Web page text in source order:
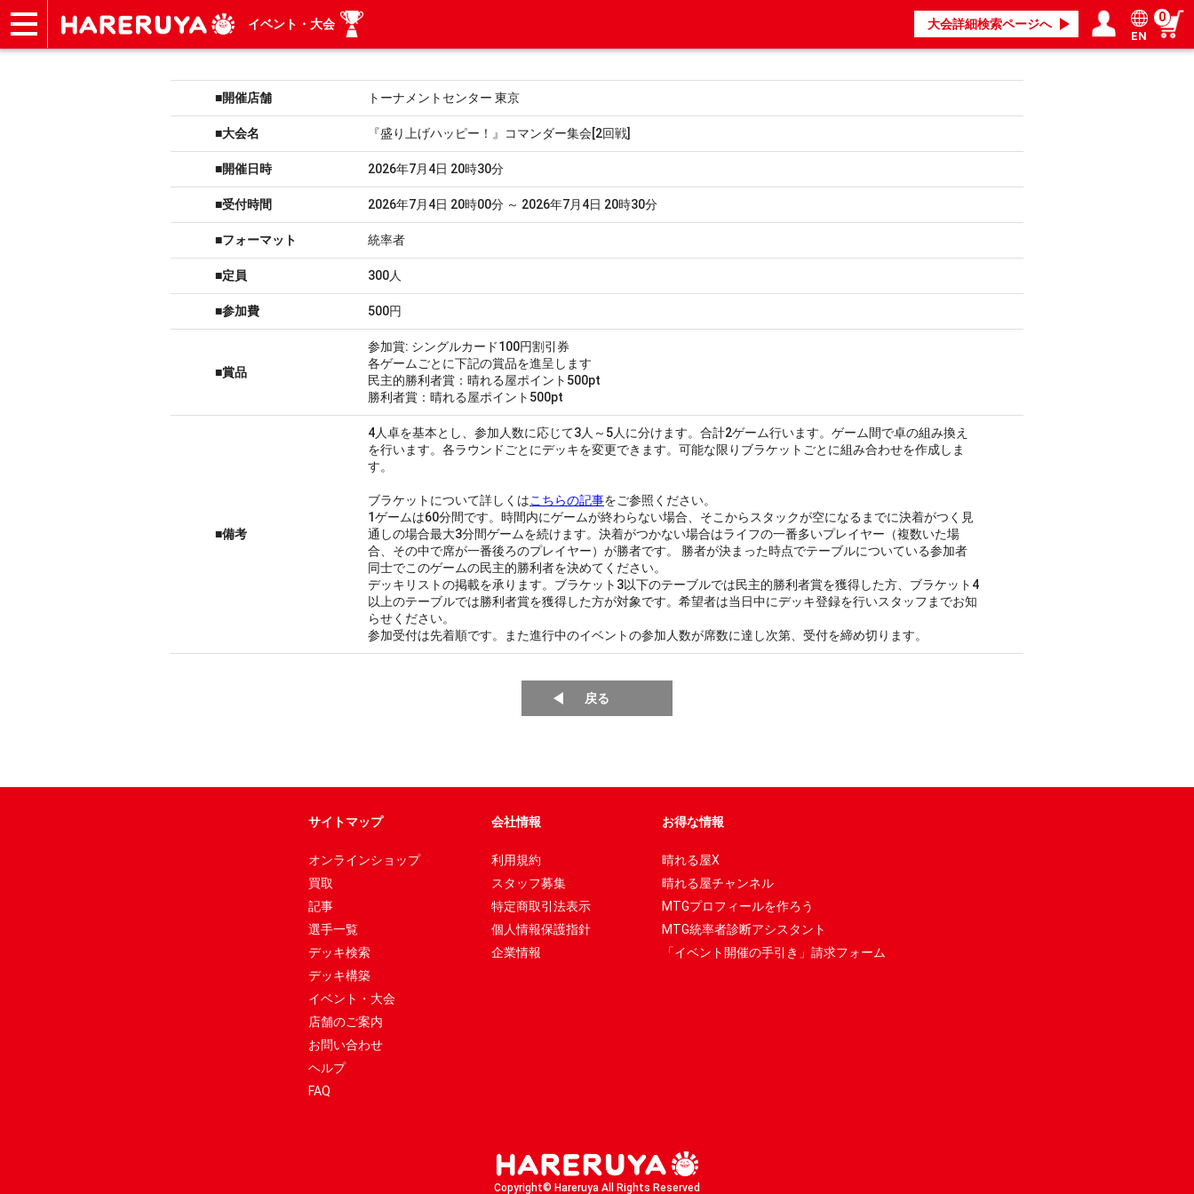
イベント・大会 大会詳細検索ページへ
EN
0
■開催店舗 トーナメントセンター 東京
■大会名 『盛り上げハッピー！』コマンダー集会[2回戦]
■開催日時 2026年7月4日 20時30分
■受付時間 2026年7月4日 20時00分 ～ 2026年7月4日 20時30分
■フォーマット 統率者
■定員 300人
■参加費 500円
■賞品
参加賞: シングルカード100円割引券
各ゲームごとに下記の賞品を進呈します
民主的勝利者賞：晴れる屋ポイント500pt
勝利者賞：晴れる屋ポイント500pt
■備考
4人卓を基本とし、参加人数に応じて3人～5人に分けます。合計2ゲーム行います。ゲーム間で卓の組み換え
を行います。各ラウンドごとにデッキを変更できます。可能な限りブラケットごとに組み合わせを作成しま
す。
ブラケットについて詳しくはこちらの記事をご参照ください。
1ゲームは60分間です。時間内にゲームが終わらない場合、そこからスタックが空になるまでに決着がつく見
通しの場合最大3分間ゲームを続けます。決着がつかない場合はライフの一番多いプレイヤー（複数いた場
合、その中で席が一番後ろのプレイヤー）が勝者です。 勝者が決まった時点でテーブルについている参加者
同士でこのゲームの民主的勝利者を決めてください。
デッキリストの掲載を承ります。ブラケット3以下のテーブルでは民主的勝利者賞を獲得した方、ブラケット4
以上のテーブルでは勝利者賞を獲得した方が対象です。希望者は当日中にデッキ登録を行いスタッフまでお知
らせください。
参加受付は先着順です。また進行中のイベントの参加人数が席数に達し次第、受付を締め切ります。
戻る
サイトマップ
オンラインショップ
買取
記事
選手一覧
デッキ検索
デッキ構築
イベント・大会
店舗のご案内
お問い合わせ
ヘルプ
FAQ
会社情報
利用規約
スタッフ募集
特定商取引法表示
個人情報保護指針
企業情報
お得な情報
晴れる屋X
晴れる屋チャンネル
MTGプロフィールを作ろう
MTG統率者診断アシスタント
「イベント開催の手引き」請求フォーム
Copyright© Hareruya All Rights Reserved